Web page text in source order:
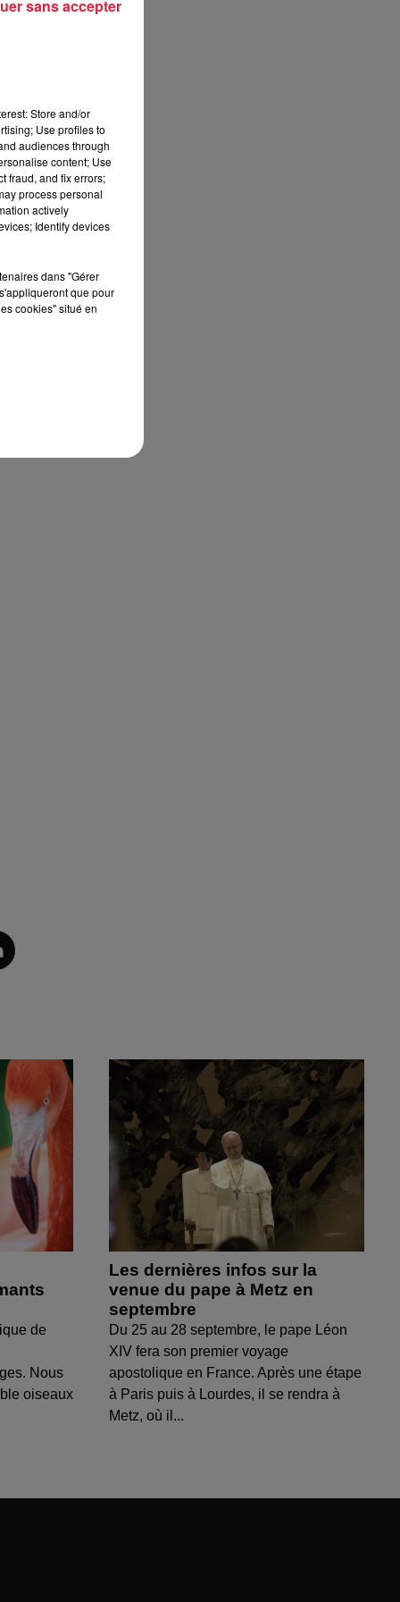
de
Nous
oiseaux
Les dernières infos sur la
venue du pape à Metz en
septembre
Du 25 au 28 septembre, le pape Léon
XIV fera son premier voyage
apostolique en France. Après une étape
à Paris puis à Lourdes, il se rendra à
Metz, où il...
Store and/or
Use profiles to
audiences through
content; Use
fraud, and fix errors;
process personal
actively
Identify devices
dans "Gérer
que pour
cookies" situé en
sans accepter